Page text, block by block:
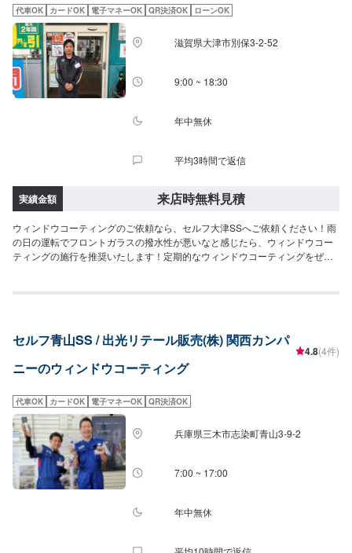
代車OK カードOK 電子マネーOK QR決済OK ローンOK
滋賀県大津市別保3-2-52
9:00 ~ 18:30
年中無休
平均3時間で返信
実績金額 来店時無料見積
ウィンドウコーティングのご依頼なら、セルフ大津SSへご依頼ください！雨
の日の運転でフロントガラスの撥水性が悪いなと感じたら、ウィンドウコー
ティングの施行を推奨いたします！定期的なウィンドウコーティングをぜひ
セルフ青山SS / 出光リテール販売(株) 関西カンパ
ニーのウィンドウコーティング
4.8(4件)
代車OK カードOK 電子マネーOK QR決済OK
兵庫県三木市志染町青山3-9-2
7:00 ~ 17:00
年中無休